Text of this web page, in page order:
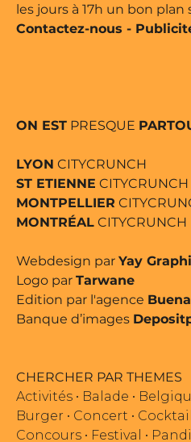
les jours à 17h un bon plan
Contactez-nous -
ON EST PRESQUE
LYON CITYCRUNCH
ST ETIENNE CITYCRUNCH
MONTPELLIER
MONTRÉAL CITYCRUNCH
Webdesign par Yay
Logo par Tarwane
Edition par l'agence
Banque d’images
CHERCHER PAR THEMES
Activités • Balade •
Burger • Concert •
Concours • Festival • Pandi